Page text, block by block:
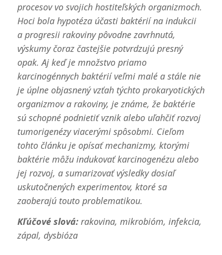
procesov vo svojich hostiteľských organizmoch.
Hoci bola hypotéza účasti baktérií na indukcii
a progresii rakoviny pôvodne zavrhnutá,
výskumy čoraz častejšie potvrdzujú presný
opak. Aj keď je množstvo priamo
karcinogénnych baktérií veľmi malé a stále nie
je úplne objasnený vzťah týchto prokaryotických
organizmov a rakoviny, je známe, že baktérie
sú schopné podnietiť vznik alebo uľahčiť rozvoj
tumorigenézy viacerými spôsobmi. Cieľom
tohto článku je opísať mechanizmy, ktorými
baktérie môžu indukovať karcinogenézu alebo
jej rozvoj, a sumarizovať výsledky dosiaľ
uskutočnených experimentov, ktoré sa
zaoberajú touto problematikou.
Kľúčové slová:rakovina, mikrobióm, infekcia,
zápal, dysbióza